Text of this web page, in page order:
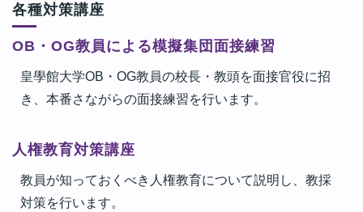
各種対策講座
OB・OG教員による模擬集団面接練習
皇學館大学OB・OG教員の校長・教頭を面接官役に招
き、本番さながらの面接練習を行います。
人権教育対策講座
教員が知っておくべき人権教育について説明し、教採
対策を行います。